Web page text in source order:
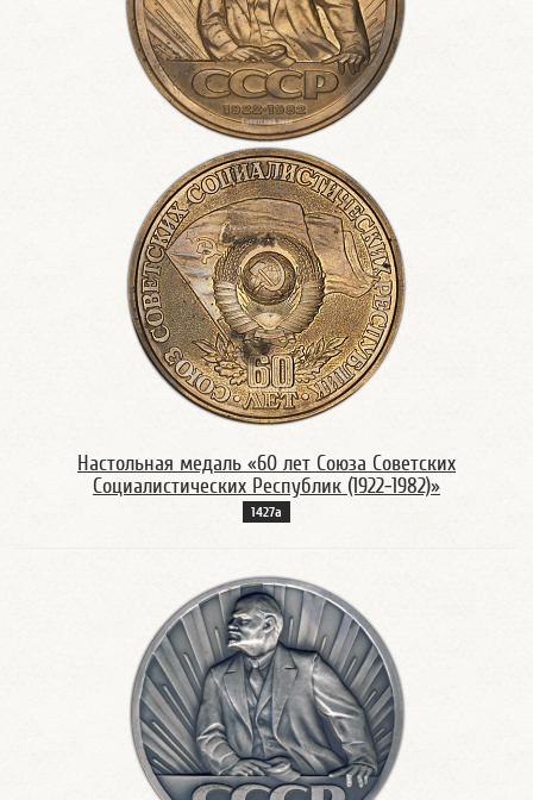
Настольная медаль «60 лет Союза Советских
Социалистических Республик (1922-1982)»
1427а